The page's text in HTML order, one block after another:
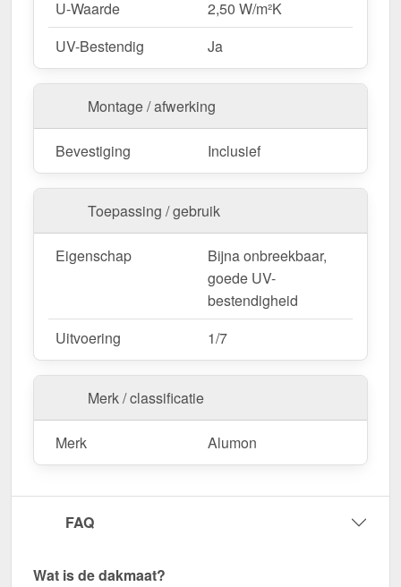
U-Waarde
2,50 W/m²K
UV-Bestendig
Ja
Montage / afwerking
Bevestiging Inclusief
Toepassing / gebruik
Eigenschap
Bijna onbreekbaar,
goede UV-
bestendigheid
Uitvoering
1/7
Merk / classificatie
Merk Alumon
FAQ
Wat is de dakmaat?